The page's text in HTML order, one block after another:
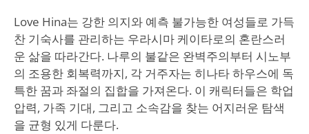
Love Hina는 강한 의지와 예측 불가능한 여성들로 가득
찬 기숙사를 관리하는 우라시마 케이타로의 혼란스러
운 삶을 따라간다. 나루의 불같은 완벽주의부터 시노부
의 조용한 회복력까지, 각 거주자는 히나타 하우스에 독
특한 꿈과 좌절의 집합을 가져온다. 이 캐릭터들은 학업
압력, 가족 기대, 그리고 소속감을 찾는 어지러운 탐색
을 균형 있게 다룬다.